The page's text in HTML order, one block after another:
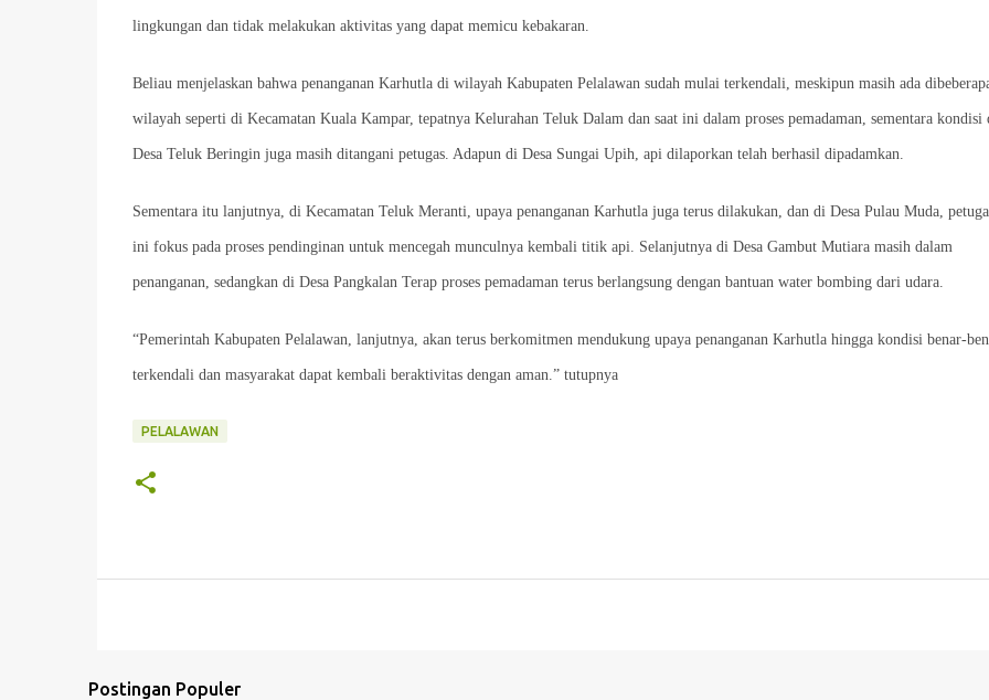
lingkungan dan tidak melakukan aktivitas yang dapat memicu kebakaran.
Beliau menjelaskan bahwa penanganan Karhutla di wilayah Kabupaten Pelalawan sudah mulai terkendali, meskipun masih ada
wilayah seperti di Kecamatan Kuala Kampar, tepatnya Kelurahan Teluk Dalam dan saat ini dalam proses pemadaman, sementara kondisi
Desa Teluk Beringin juga masih ditangani petugas. Adapun di Desa Sungai Upih, api dilaporkan telah berhasil dipadamkan.
Sementara itu lanjutnya, di Kecamatan Teluk Meranti, upaya penanganan Karhutla juga terus dilakukan, dan di Desa Pulau Muda,
ini fokus pada proses pendinginan untuk mencegah munculnya kembali titik api. Selanjutnya di Desa Gambut Mutiara masih dalam
penanganan, sedangkan di Desa Pangkalan Terap proses pemadaman terus berlangsung dengan bantuan water bombing dari udara.
“Pemerintah Kabupaten Pelalawan, lanjutnya, akan terus berkomitmen mendukung upaya penanganan Karhutla hingga kondisi benar-
terkendali dan masyarakat dapat kembali beraktivitas dengan aman.” tutupnya
PELALAWAN
Postingan Populer